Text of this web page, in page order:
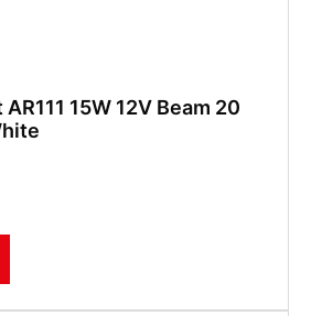
15W 12V Beam 20